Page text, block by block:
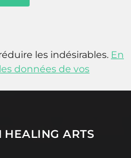
les indésirables. En
données de vos
HEALING ARTS